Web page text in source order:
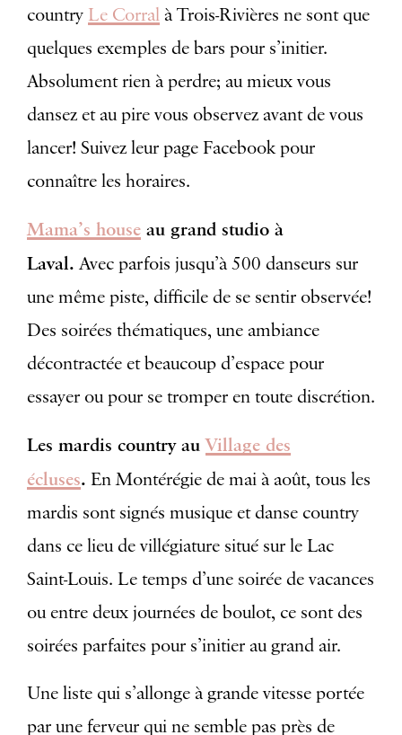
country Le Corralà Trois-Rivières ne sont que
quelques exemples de bars pour s’initier.
Absolument rien à perdre; au mieux vous
dansez et au pire vous observez avant de vous
lancer! Suivez leur page Facebook pour
connaître les horaires.
Mama’s house au grand studio à
Laval. Avec parfois jusqu’à 500 danseurs sur
une même piste, difficile de se sentir observée!
Des soirées thématiques, une ambiance
décontractée et beaucoup d’espace pour
essayer ou pour se tromper en toute discrétion.
Les mardis country auVillage des
écluses. En Montérégie de mai à août, tous les
mardis sont signés musique et danse country
dans ce lieu de villégiature situé sur le Lac
Saint-Louis. Le temps d’une soirée de vacances
ou entre deux journées de boulot, ce sont des
soirées parfaites pour s’initier au grand air.
Une liste qui s’allonge à grande vitesse portée
par une ferveur qui ne semble pas près de